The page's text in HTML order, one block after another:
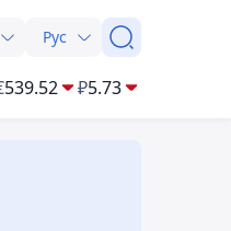
Рус
539.52 ₽5.73